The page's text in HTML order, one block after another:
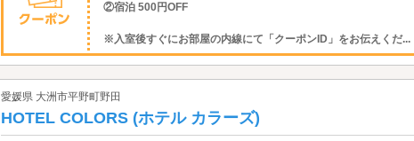
②宿泊 500円OFF
※入室後すぐにお部屋の内線にて「クーポンID」をお伝えくだ...
愛媛県 大洲市平野町野田
HOTEL COLORS (ホテル カラーズ)